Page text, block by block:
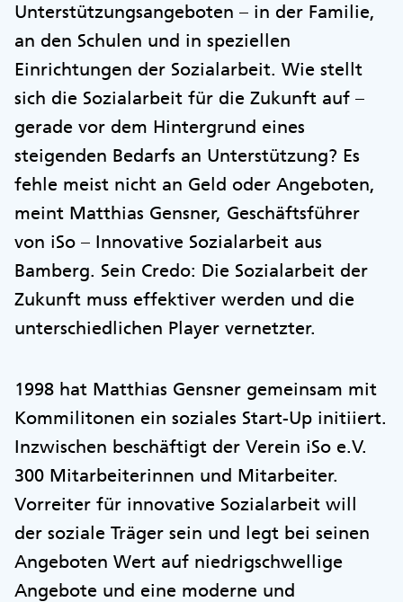
Unterstützungsangeboten – in der Familie,
an den Schulen und in speziellen
Einrichtungen der Sozialarbeit. Wie stellt
sich die Sozialarbeit für die Zukunft auf –
gerade vor dem Hintergrund eines
steigenden Bedarfs an Unterstützung? Es
fehle meist nicht an Geld oder Angeboten,
meint Matthias Gensner, Geschäftsführer
von iSo – Innovative Sozialarbeit aus
Bamberg. Sein Credo: Die Sozialarbeit der
Zukunft muss effektiver werden und die
unterschiedlichen Player vernetzter.
1998 hat Matthias Gensner gemeinsam mit
Kommilitonen ein soziales Start-Up initiiert.
Inzwischen beschäftigt der Verein iSo e.V.
300 Mitarbeiterinnen und Mitarbeiter.
Vorreiter für innovative Sozialarbeit will
der soziale Träger sein und legt bei seinen
Angeboten Wert auf niedrigschwellige
Angebote und eine moderne und